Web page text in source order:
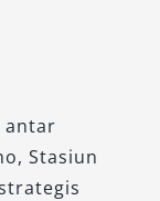
desain
fitur
antar
Stasiun